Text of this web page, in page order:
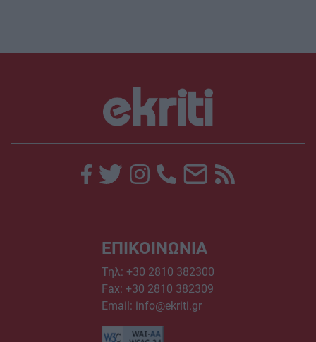
ΕΠΙΚΟΙΝΩΝΙΑ
Τηλ: +30 2810 382300
Fax: +30 2810 382309
Email: info@ekriti.gr